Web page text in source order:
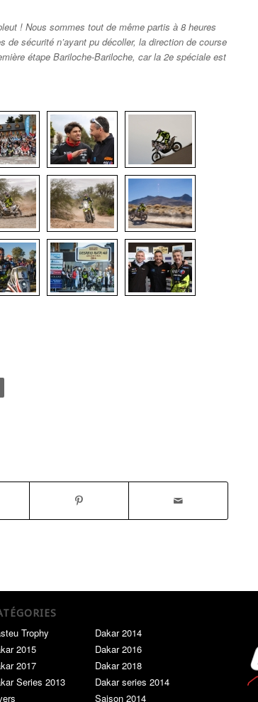
! Nous sommes tout de même partis à 8 heures
sécurité n’ayant pu décoller, la direction de course
étape Bariloche-Bariloche, car la 2e spéciale est
Trophy
Dakar 2014
2015
Dakar 2016
2017
Dakar 2018
Series 2013
Dakar series 2014
Saison 2014